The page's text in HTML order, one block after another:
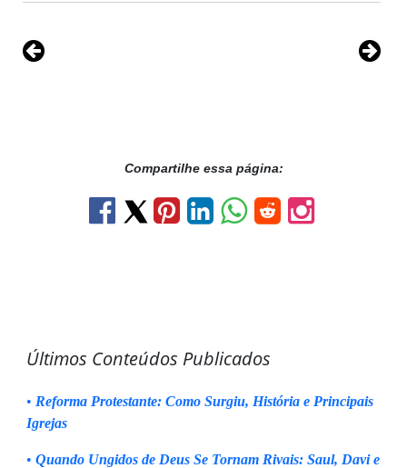
Compartilhe essa página:
Últimos Conteúdos Publicados
• Reforma Protestante: Como Surgiu, História e Principais
Igrejas
• Quando Ungidos de Deus Se Tornam Rivais: Saul, Davi e